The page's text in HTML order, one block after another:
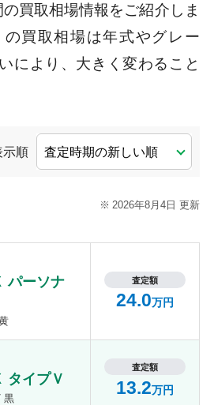
買取相場情報をご紹介しま
買取相場は年式やグレー
により、大きく変わること
示順
2026年8月4日 更新
パーソナ
査定額
24.0万円
タイプＶ
黒
査定額
13.2万円